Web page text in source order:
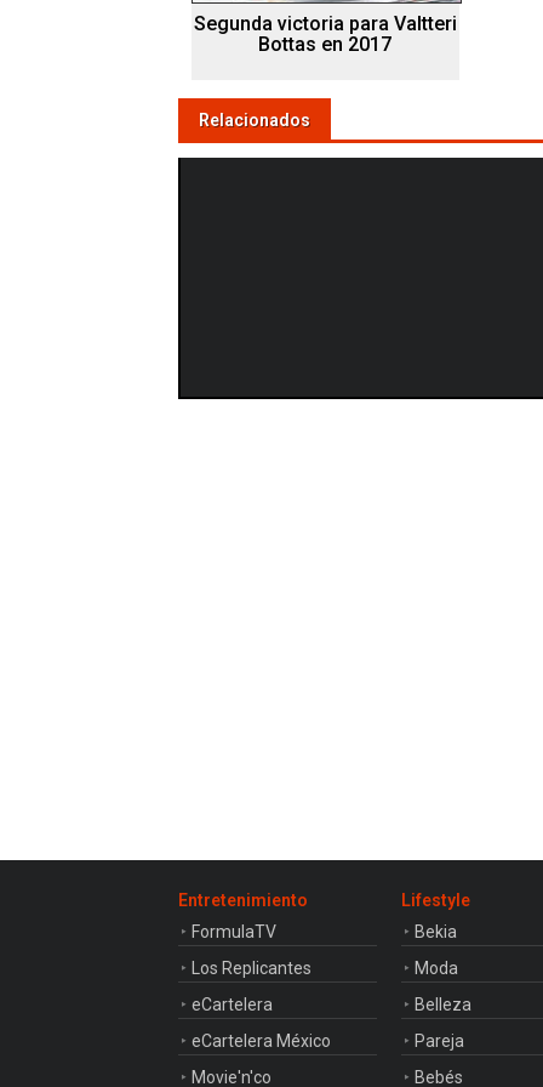
Segunda victoria para Valtteri
Bottas en 2017
Relacionados
Entretenimiento
FormulaTV
Los Replicantes
eCartelera
eCartelera México
Movie'n'co
Lifestyle
Bekia
Moda
Belleza
Pareja
Bebés